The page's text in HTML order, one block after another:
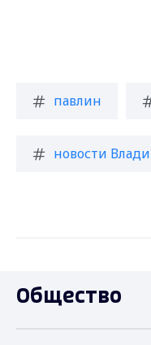
павлин
новости
Общество